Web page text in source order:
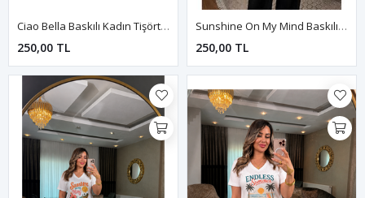
Ciao Bella Baskılı Kadın Tişört-Beyaz
250,00 TL
Sunshine On My Mind Baskılı Kadın Tişört-Siyah
250,00 TL